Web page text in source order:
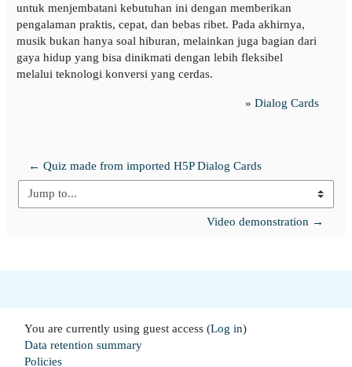
untuk menjembatani kebutuhan ini dengan memberikan
pengalaman praktis, cepat, dan bebas ribet. Pada akhirnya,
musik bukan hanya soal hiburan, melainkan juga bagian dari
gaya hidup yang bisa dinikmati dengan lebih fleksibel
melalui teknologi konversi yang cerdas.
» Dialog Cards
← Quiz made from imported H5P Dialog Cards
Jump to...
Video demonstration →
You are currently using guest access (Log in)
Data retention summary
Policies